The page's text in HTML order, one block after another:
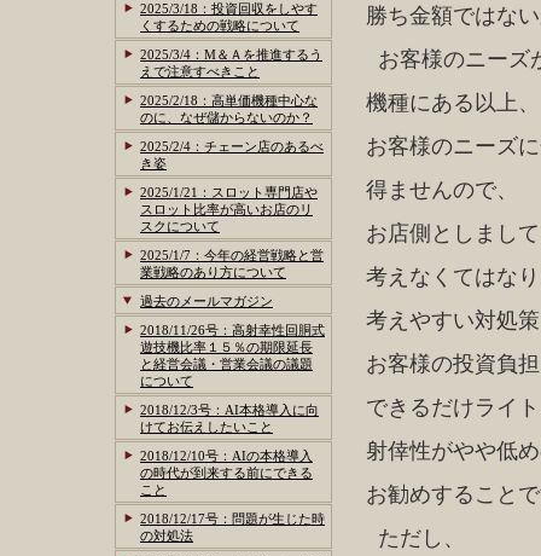
勝ち金額ではな
お客様のニーズ
機種にある以上、
お客様のニーズ
得ませんので、
お店側としまし
考えなくてはな
考えやすい対処
お客様の投資負
できるだけライ
射倖性がやや低
お勧めすること
ただし、
2025/3/18：投資回収をしやす
くするための戦略について
2025/3/4：M＆Ａを推進するう
えで注意すべきこと
2025/2/18：高単価機種中心な
のに、なぜ儲からないのか？
2025/2/4：チェーン店のあるべ
き姿
2025/1/21：スロット専門店や
スロット比率が高いお店のリ
スクについて
2025/1/7：今年の経営戦略と営
業戦略のあり方について
過去のメールマガジン
2018/11/26号：高射幸性回胴式
遊技機比率１５％の期限延長
と経営会議・営業会議の議題
について
2018/12/3号：AI本格導入に向
けてお伝えしたいこと
2018/12/10号：AIの本格導入
の時代が到来する前にできる
こと
2018/12/17号：問題が生じた時
の対処法